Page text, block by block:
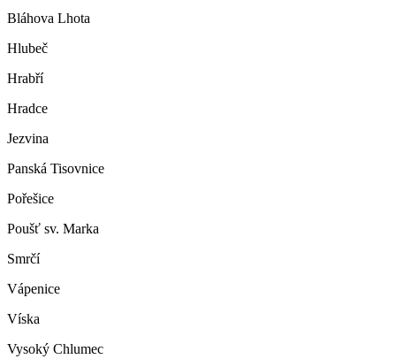
Bláhova Lhota
Hlubeč
Hrabří
Hradce
Jezvina
Panská Tisovnice
Pořešice
Poušť sv. Marka
Smrčí
Vápenice
Víska
Vysoký Chlumec